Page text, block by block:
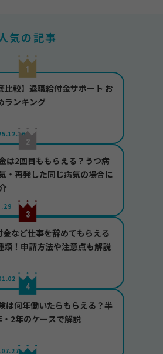
気の記事
比較】退職給付金サポート お
ランキング
は2回目ももらえる？うつ病
・再発した同じ病気の場合に
金など仕事を辞めてもらえる
類！申請方法や注意点も解説
は何年働いたらもらえる？半
・2年のケースで解説